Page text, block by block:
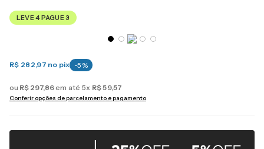
LEVE 4 PAGUE 3
R$ 282,97 no pix -5 %
ou R$ 297,86 em até 5x R$59,57
Conferir opções de parcelamento e pagamento